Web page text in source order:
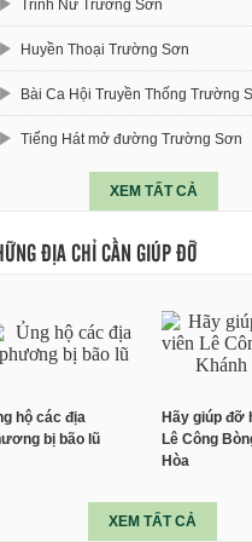
Trinh Nữ Trường Sơn
Huyền Thoại Trường Sơn
Bài Ca Hội Truyền Thống Trường
Tiếng Hát mở đường Trường Sơn
XEM TẤT CẢ
ĐỊA CHỈ CẦN GIÚP ĐỠ
hộ các địa
bị bão lũ
Hãy giúp đỡ
Lê Công
Hòa
XEM TẤT CẢ